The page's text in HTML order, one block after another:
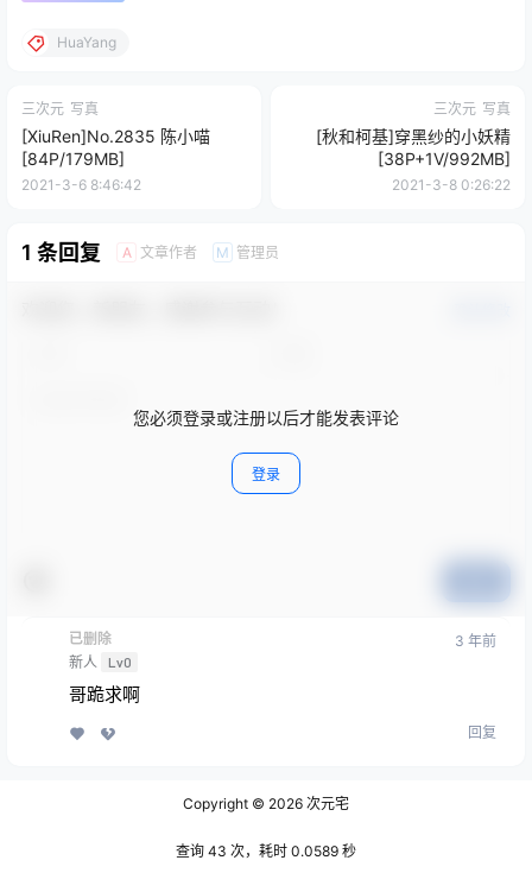
HuaYang
三次元 写真
[XiuRen]No.2835 陈小喵
[84P/179MB]
2021-3-6 8:46:42
三次元 写真
[秋和柯基]穿黑纱的小妖精
[38P+1V/992MB]
2021-3-8 0:26:22
1 条回复 A 文章作者 M 管理员
您必须登录或注册以后才能发表评论
登录
已删除
新人 Lv0
3 年前
哥跪求啊
回复
Copyright © 2026 次元宅
查询 43 次，耗时 0.0589 秒